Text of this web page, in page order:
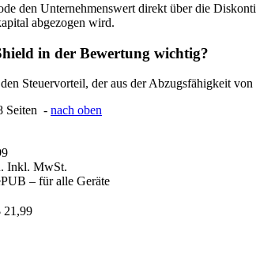
den Unternehmenswert direkt über die
abgezogen wird.
in der Bewertung wichtig?
Steuervorteil, der aus der Abzugsfähigkeit
Seiten - nach oben
Inkl. MwSt.
– für alle Geräte
21,99